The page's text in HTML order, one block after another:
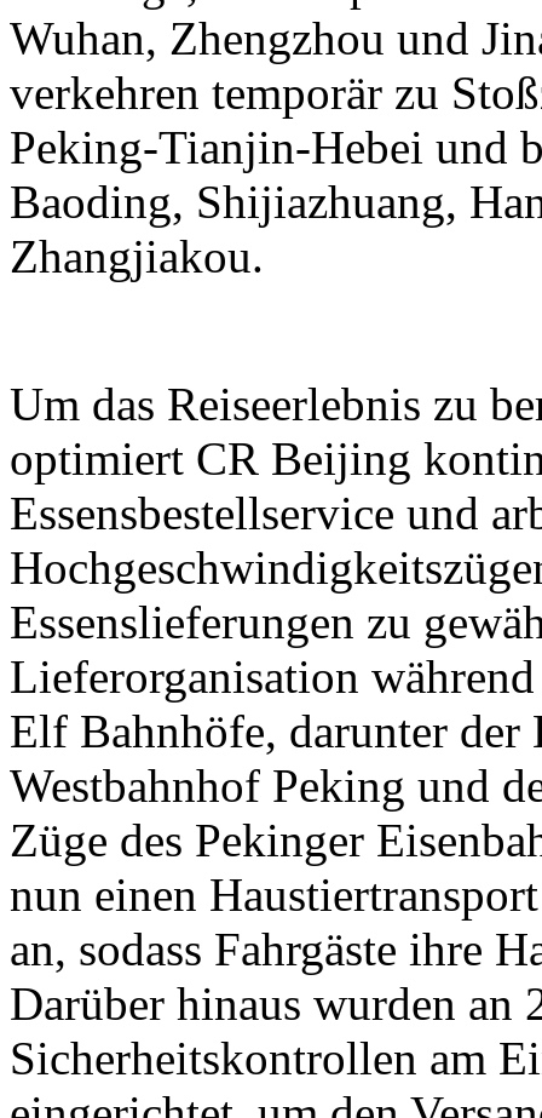
Wuhan, Zhengzhou und
verkehren temporär zu
Peking-Tianjin-Hebei und
Baoding, Shijiazhuang,
Zhangjiakou.
Um das Reiseerlebnis zu
optimiert CR Beijing
Essensbestellservice und
Essenslieferungen zu
Lieferorganisation
Elf Bahnhöfe, darunter der
Westbahnhof Peking und
Züge des Pekinger
nun einen
an, sodass Fahrgäste ihre
Darüber hinaus wurden an
Sicherheitskontrollen am